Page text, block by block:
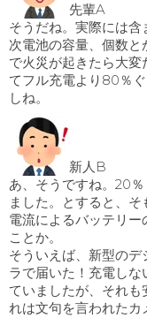
先輩A
そうだね。実際には
次電池の容量、個数
で火災が起きたら大
てフル充電より80％
しね。
新人B
あ、そうですね。20
ました。とすると、
電流によるバッテリ
ことか。
そういえば、新型の
ラで届いた！充電し
ていましたが、それも
れは文句を言われたカ